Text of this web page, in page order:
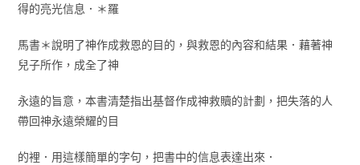
得的亮光信息．＊羅
馬書＊說明了神作成救恩的目的，與救恩的內容和結果．藉著神
兒子所作，成全了神
永遠的旨意，本書清楚指出基督作成神救贖的計劃，把失落的人
帶回神永遠榮耀的目
的裡．用這樣簡單的字句，把書中的信息表達出來．